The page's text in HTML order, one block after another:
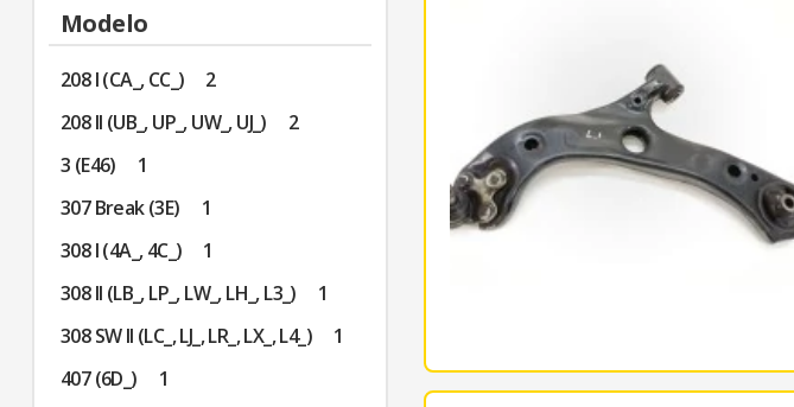
Modelo
208 I (CA_, CC_)
2
208 II (UB_, UP_, UW_, UJ_)
2
3 (E46)
1
307 Break (3E)
1
308 I (4A_, 4C_)
1
308 II (LB_, LP_, LW_, LH_, L3_)
1
308 SW II (LC_, LJ_, LR_, LX_, L4_)
1
407 (6D_)
1